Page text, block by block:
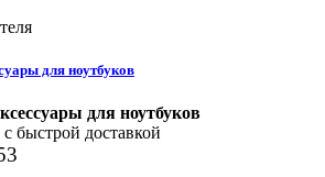
для ноутбуков
для ноутбуков
быстрой доставкой